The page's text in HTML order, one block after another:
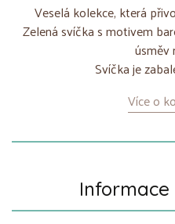
Veselá kolekce, která
Zelená svíčka s motivem
úsměv
Svíčka je
Více o